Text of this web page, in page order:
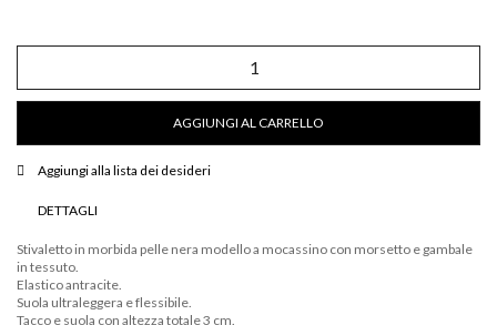
a
mocassino
pelle
ed
quantità
AGGIUNGI AL CARRELLO
Aggiungi alla lista dei desideri
DETTAGLI
Stivaletto in morbida pelle nera modello a mocassino con morsetto e gambale
in tessuto.
Elastico antracite.
Suola ultraleggera e flessibile.
Tacco e suola con altezza totale 3 cm.